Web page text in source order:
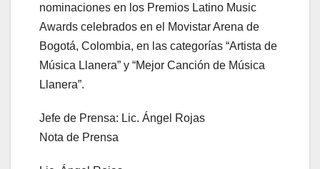
nominaciones en los Premios Latino Music
Awards celebrados en el Movistar Arena de
Bogotá, Colombia, en las categorías “Artista de
Música Llanera” y “Mejor Canción de Música
Llanera”.
Jefe de Prensa: Lic. Ángel Rojas
Nota de Prensa